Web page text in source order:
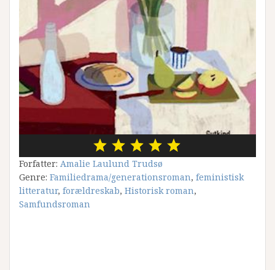
Forfatter: Amalie Laulund Trudsø
Genre: Familiedrama/generationsroman, feministisk
litteratur, forældreskab, Historisk roman,
Samfundsroman